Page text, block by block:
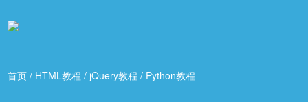
首页 / HTML教程 /jQuery教程 / Python教程